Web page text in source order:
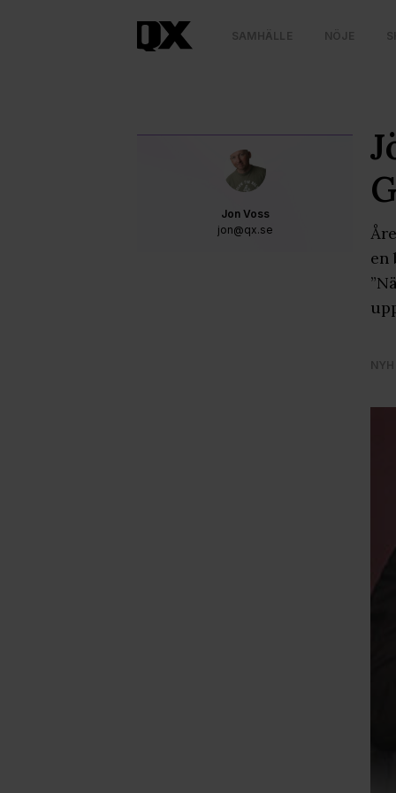
SAMHÄLLE NÖJE
Jon Voss
jon@qx.se
en